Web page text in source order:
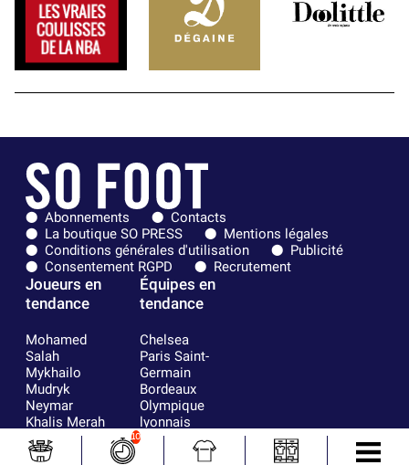
Abonnements
Contacts
La boutique SO PRESS
Mentions légales
Conditions générales d'utilisation
Publicité
Consentement RGPD
Recrutement
Joueurs en
tendance
Mohamed
Salah
Mykhailo
Mudryk
Neymar
Khalis Merah
Loïs Openda
Moussa
Équipes en
tendance
Chelsea
Paris Saint-
Germain
Bordeaux
Olympique
lyonnais
FIFA
Real Madrid
10